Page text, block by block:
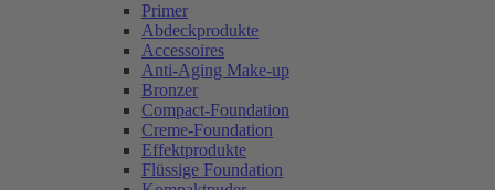
Primer
Abdeckprodukte
Accessoires
Anti-Aging Make-up
Bronzer
Compact-Foundation
Creme-Foundation
Effektprodukte
Flüssige Foundation